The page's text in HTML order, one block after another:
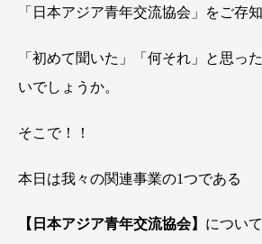
「日本アジア青年交流協会」をご存
「初めて聞いた」「何それ」と思っ
いでしょうか。
そこで！！
本日は我々の関連事業の1つである
【日本アジア青年交流協会】 につい